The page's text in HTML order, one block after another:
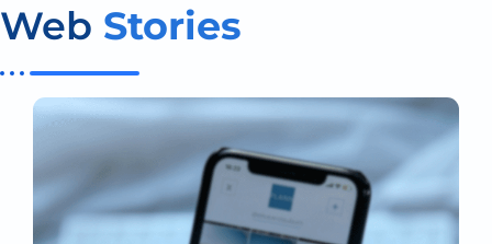
Web Stories